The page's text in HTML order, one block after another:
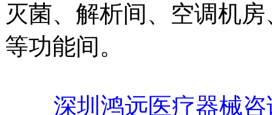
灭菌、解析间、空调机
等功能间。
深圳鸿远医疗器械咨